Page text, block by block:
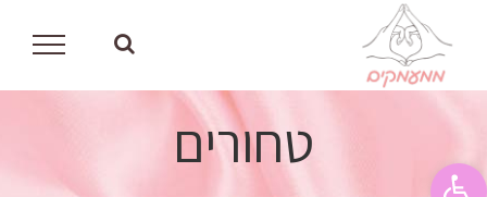
פתח סרגל נגישות
לתוכן
טחורים